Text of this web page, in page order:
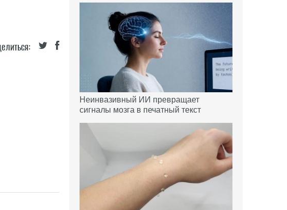
Неинвазивный ИИ превращает
сигналы мозга в печатный текст